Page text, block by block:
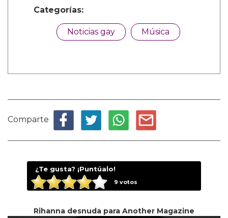
Categorías:
Noticias gay Música
Comparte
¿Te gusta? ¡Puntúalo!
9 votos
Rihanna desnuda para Another Magazine